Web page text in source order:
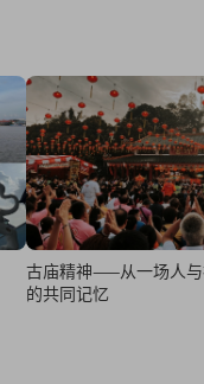
古庙精神——从一场人
的共同记忆